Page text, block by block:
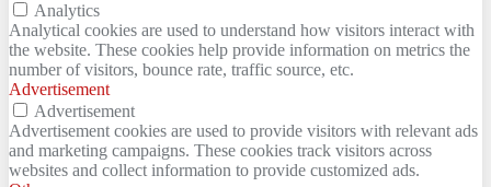
Analytics
Analytical cookies are used to understand how visitors interact with
the website. These cookies help provide information on metrics the
number of visitors, bounce rate, traffic source, etc.
Advertisement
Advertisement
Advertisement cookies are used to provide visitors with relevant ads
and marketing campaigns. These cookies track visitors across
websites and collect information to provide customized ads.